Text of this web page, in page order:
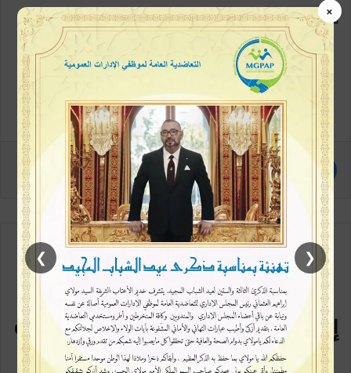
معجب بهذه:
مع كل متابعة جديدة
إشترك في القائمة البريدية سيصلك
كل جديد
×
❮
❯